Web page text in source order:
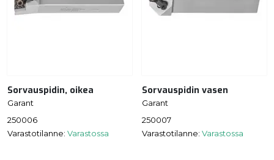
Sorvauspidin, oikea
Garant
250006
Varastotilanne: Varastossa
Sorvauspidin vasen
Garant
250007
Varastotilanne: Varastossa